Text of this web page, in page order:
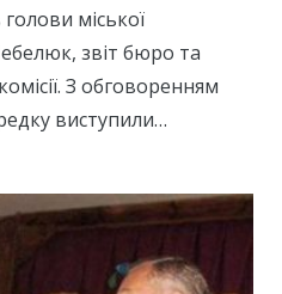
міської
звіт бюро та
З обговоренням
виступили…